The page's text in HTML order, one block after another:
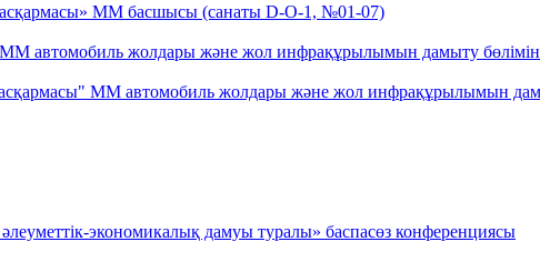
ММ басшысы (санаты D-O-1, №01-07)
автомобиль жолдары және жол инфрақұрылымын дамыту
ММ автомобиль жолдары және жол инфрақұрылымын
экономикалық дамуы туралы» баспасөз конференциясы